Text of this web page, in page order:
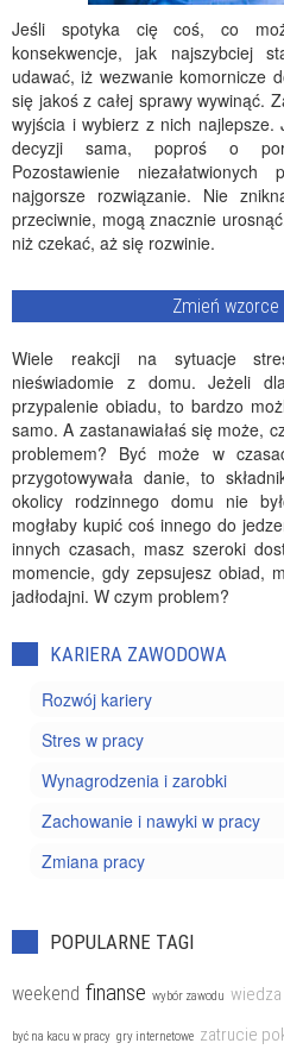
Jeśli spotyka cię coś, co
konsekwencje, jak najszybciej
udawać, iż wezwanie komornicze
się jakoś z całej sprawy wywinąć.
wyjścia i wybierz z nich
decyzji sama, poproś o
Pozostawienie
najgorsze rozwiązanie. Nie
przeciwnie, mogą znacznie
niż czekać, aż się rozwinie.
Zmień
Wiele reakcji na sytuacje
nieświadomie z domu. Jeżeli
przypalenie obiadu, to bardzo
samo. A zastanawiałaś się może,
problemem? Być może w
przygotowywała danie, to
okolicy rodzinnego domu nie
mogłaby kupić coś innego do
innych czasach, masz szeroki
momencie, gdy zepsujesz obiad,
jadłodajni. W czym problem?
KARIERA ZAWODOWA
Rozwój kariery
Stres w pracy
Wynagrodzenia i zarobki
Zachowanie i nawyki w pracy
Zmiana pracy
POPULARNE TAGI
weekend finanse wybór zawodu wiedza
być na kacu w pracy gry internetowe zatrucie